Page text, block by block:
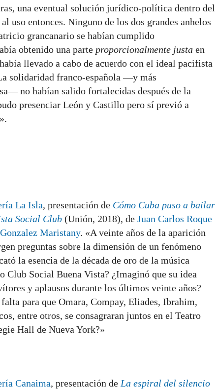
una eventual solución jurídico-política dentro del
uso entonces. Ninguno de los dos grandes anhelos
grancanario se habían cumplido
obtenido una parte proporcionalmente justa en
llevado a cabo de acuerdo con el ideal pacifista
solidaridad franco-española —y más
no habían salido fortalecidas después de la
presenciar León y Castillo pero sí previó a
La Isla, presentación de Cómo Cuba puso a bailar
Social Club (Unión, 2018), de Juan Carlos Roque
Maristany. «A veinte años de la aparición
preguntas sobre la dimensión de un fenómeno
la esencia de la década de oro de la música
Club Social Buena Vista? ¿Imaginó que su idea
y aplausos durante los últimos veinte años?
para que Omara, Compay, Eliades, Ibrahim,
entre otros, se consagraran juntos en el Teatro
Hall de Nueva York?»
Canaima, presentación de La espiral del silencio